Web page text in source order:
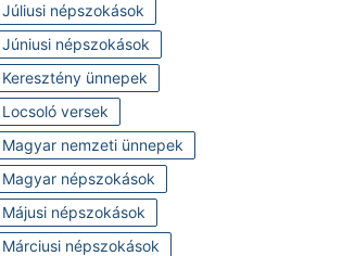
Júliusi népszokások
Júniusi népszokások
Keresztény ünnepek
Locsoló versek
Magyar nemzeti ünnepek
Magyar népszokások
Májusi népszokások
Márciusi népszokások